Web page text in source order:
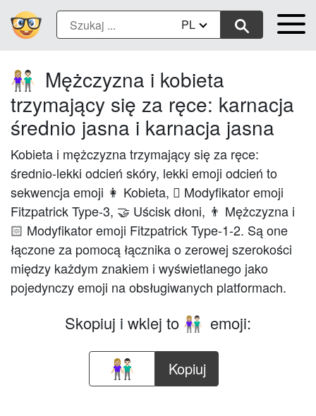
PL
👩🏼‍🤝‍👨🏻 Mężczyzna i kobieta
trzymający się za ręce: karnacja
średnio jasna i karnacja jasna
Kobieta i mężczyzna trzymający się za ręce:
średnio-lekki odcień skóry, lekki emoji odcień to
sekwencja emoji 👩 Kobieta, 🏼 Modyfikator emoji
Fitzpatrick Type-3, 🤝 Uścisk dłoni, 👨 Mężczyzna i
🏻 Modyfikator emoji Fitzpatrick Type-1-2. Są one
łączone za pomocą łącznika o zerowej szerokości
między każdym znakiem i wyświetlanego jako
pojedynczy emoji na obsługiwanych platformach.
Skopiuj i wklej to 👩🏼‍🤝‍👨🏻 emoji:
Kopiuj